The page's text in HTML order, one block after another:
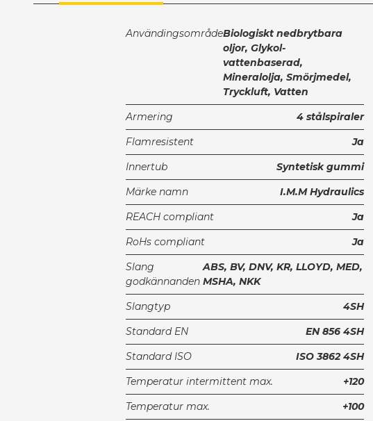
AnvändingsområdeBiologiskt nedbrytbara
oljor, Glykol-
vattenbaserad,
Mineralolja, Smörjmedel,
Tryckluft, Vatten
Armering
4 stålspiraler
Flamresistent
Ja
Innertub
Syntetisk gummi
Märke namn
I.M.M Hydraulics
REACH compliant
Ja
RoHs compliant
Ja
Slang
godkännanden
ABS, BV, DNV, KR, LLOYD, MED,
MSHA, NKK
Slangtyp
4SH
Standard EN
EN 856 4SH
Standard ISO
ISO 3862 4SH
Temperatur intermittent max.
+120
Temperatur max.
+100